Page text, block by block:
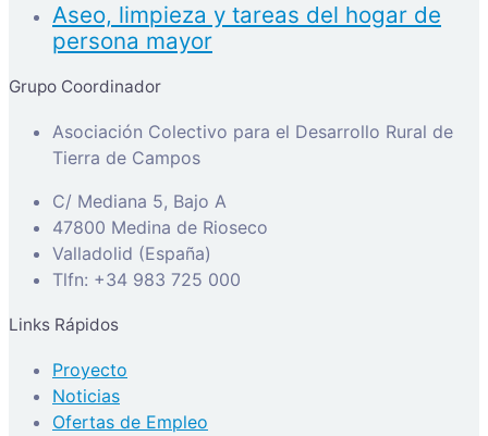
Aseo, limpieza y tareas del hogar de
persona mayor
Grupo Coordinador
Asociación Colectivo para el Desarrollo Rural de
Tierra de Campos
C/ Mediana 5, Bajo A
47800 Medina de Rioseco
Valladolid (España)
Tlfn: +34 983 725 000
Links Rápidos
Proyecto
Noticias
Ofertas de Empleo